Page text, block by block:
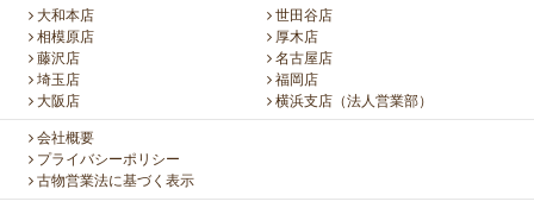
大和本店
世田谷店
相模原店
厚木店
藤沢店
名古屋店
埼玉店
福岡店
大阪店
横浜支店（法人営業部）
会社概要
プライバシーポリシー
古物営業法に基づく表示